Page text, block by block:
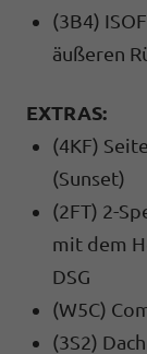
(3B4)
äußeren
EXTRAS:
(4KF)
(Sunset)
(2FT) 2-
mit dem
DSG
(W5C)
(3S2)